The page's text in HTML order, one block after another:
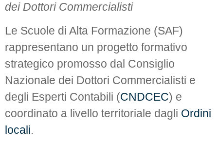
dei Dottori Commercialisti
Le Scuole di Alta Formazione (SAF)
rappresentano un progetto formativo
strategico promosso dal Consiglio
Nazionale dei Dottori Commercialisti e
degli Esperti Contabili (CNDCEC) e
coordinato a livello territoriale dagli Ordini
locali.